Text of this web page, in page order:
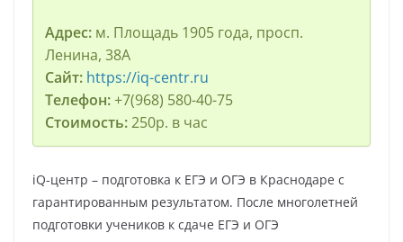
Адрес:м. Площадь 1905 года, просп.
Ленина, 38А
Сайт: https://iq-centr.ru
Телефон:+7(968) 580-40-75
Стоимость:250р. в час
iQ-центр – подготовка к ЕГЭ и ОГЭ в Краснодаре с
гарантированным результатом. После многолетней
подготовки учеников к сдаче ЕГЭ и ОГЭ